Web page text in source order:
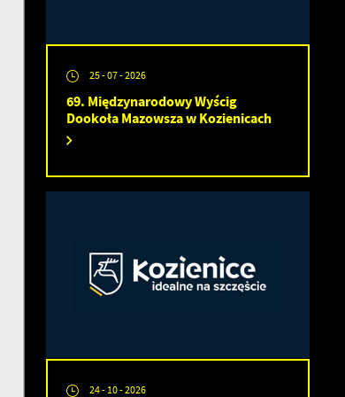
25 - 07 - 2026
69. Międzynarodowy Wyścig
Dookoła Mazowsza w Kozienicach
24 - 10 - 2026